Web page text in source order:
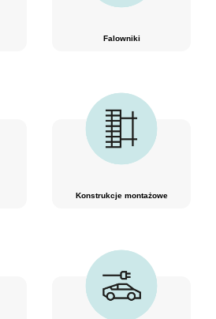
Falowniki
Konstrukcje montażowe